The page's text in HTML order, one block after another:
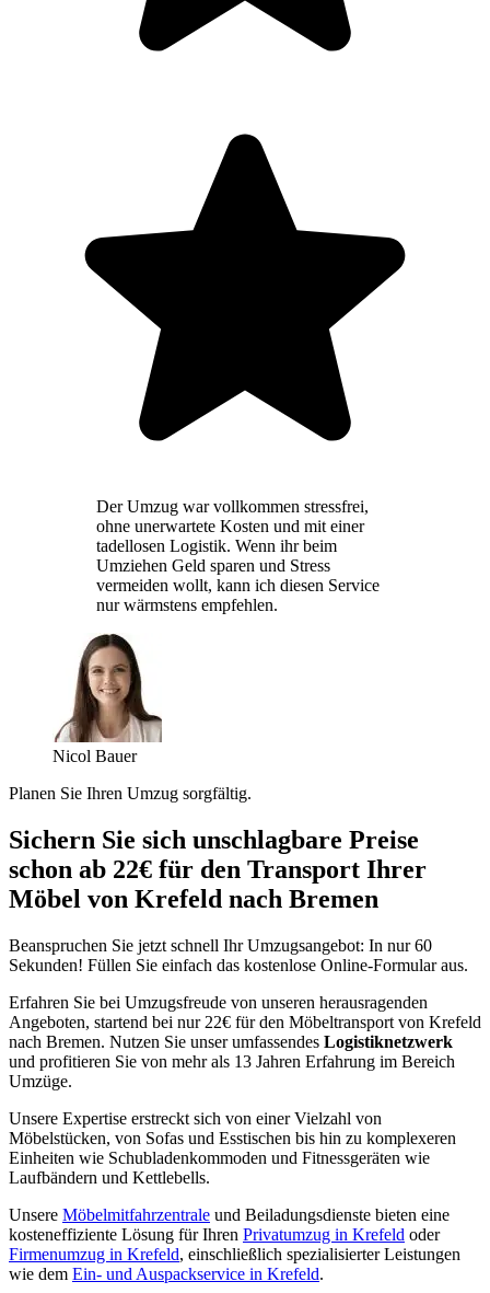
Der Umzug war vollkommen stressfrei,
ohne unerwartete Kosten und mit einer
tadellosen Logistik. Wenn ihr beim
Umziehen Geld sparen und Stress
vermeiden wollt, kann ich diesen Service
nur wärmstens empfehlen.
Nicol Bauer
Planen Sie Ihren Umzug sorgfältig.
Sichern Sie sich unschlagbare Preise
schon ab 22€ für den Transport Ihrer
Möbel von Krefeld nach Bremen
Beanspruchen Sie jetzt schnell Ihr Umzugsangebot: In nur 60
Sekunden! Füllen Sie einfach das kostenlose Online-Formular aus.
Erfahren Sie bei Umzugsfreude von unseren herausragenden
Angeboten, startend bei nur 22€ für den Möbeltransport von Krefeld
nach Bremen. Nutzen Sie unser umfassendes Logistiknetzwerk
und profitieren Sie von mehr als 13 Jahren Erfahrung im Bereich
Umzüge.
Unsere Expertise erstreckt sich von einer Vielzahl von
Möbelstücken, von Sofas und Esstischen bis hin zu komplexeren
Einheiten wie Schubladenkommoden und Fitnessgeräten wie
Laufbändern und Kettlebells.
Unsere Möbelmitfahrzentrale und Beiladungsdienste bieten eine
kosteneffiziente Lösung für Ihren Privatumzug in Krefeld oder
Firmenumzug in Krefeld, einschließlich spezialisierter Leistungen
wie dem Ein- und Auspackservice in Krefeld.